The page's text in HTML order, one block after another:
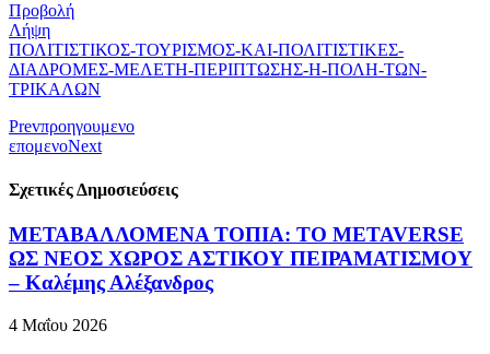
Προβολή
Λήψη
ΠΟΛΙΤΙΣΤΙΚΟΣ-ΤΟΥΡΙΣΜΟΣ-ΚΑΙ-ΠΟΛΙΤΙΣΤΙΚΕΣ-
ΔΙΑΔΡΟΜΕΣ-ΜΕΛΕΤΗ-ΠΕΡΙΠΤΩΣΗΣ-Η-ΠΟΛΗ-ΤΩΝ-
ΤΡΙΚΑΛΩΝ
Prevπροηγουμενο
επομενοNext
Σχετικές Δημοσιεύσεις
ΜΕΤΑΒΑΛΛΟΜΕΝΑ ΤΟΠΙΑ: ΤΟ METAVERSE
ΩΣ ΝΕΟΣ ΧΩΡΟΣ ΑΣΤΙΚΟΥ ΠΕΙΡΑΜΑΤΙΣΜΟΥ
– Καλέμης Αλέξανδρος
4 Μαΐου 2026